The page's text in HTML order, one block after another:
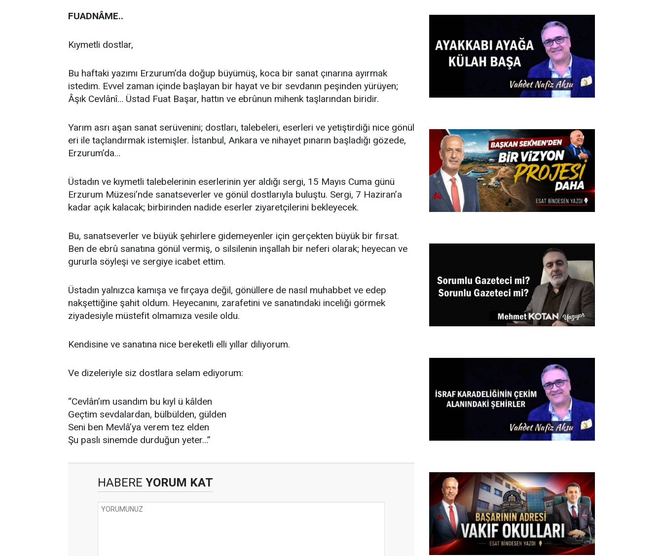
FUADNÂME..
Kıymetli dostlar,
Bu haftaki yazımı Erzurum’da doğup büyümüş, koca bir sanat çınarına ayırmak
istedim. Evvel zaman içinde başlayan bir hayat ve bir sevdanın peşinden yürüyen;
Âşık Cevlânî… Üstad Fuat Başar, hattın ve ebrûnun mihenk taşlarından biridir.
Yarım asrı aşan sanat serüvenini; dostları, talebeleri, eserleri ve yetiştirdiği nice gönül
eri ile taçlandırmak istemişler. İstanbul, Ankara ve nihayet pınarın başladığı gözede,
Erzurum’da…
Üstadın ve kıymetli talebelerinin eserlerinin yer aldığı sergi, 15 Mayıs Cuma günü
Erzurum Müzesi’nde sanatseverler ve gönül dostlarıyla buluştu. Sergi, 7 Haziran’a
kadar açık kalacak; birbirinden nadide eserler ziyaretçilerini bekleyecek.
Bu, sanatseverler ve büyük şehirlere gidemeyenler için gerçekten büyük bir fırsat.
Ben de ebrû sanatına gönül vermiş, o silsilenin inşallah bir neferi olarak; heyecan ve
gururla söyleşi ve sergiye icabet ettim.
Üstadın yalnızca kamışa ve fırçaya değil, gönüllere de nasıl muhabbet ve edep
nakşettiğine şahit oldum. Heyecanını, zarafetini ve sanatındaki inceliği görmek
ziyadesiyle müstefit olmamıza vesile oldu.
Kendisine ve sanatına nice bereketli elli yıllar diliyorum.
Ve dizeleriyle siz dostlara selam ediyorum:
“Cevlân’ım usandım bu kıyl ü kâlden
Geçtim sevdalardan, bülbülden, gülden
Seni ben Mevlâ’ya verem tez elden
Şu paslı sinemde durduğun yeter…”
HABERE YORUM KAT